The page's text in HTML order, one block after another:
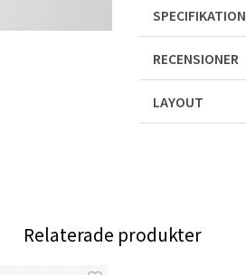
SPECIFIKATION
RECENSIONER
LAYOUT
Relaterade produkter